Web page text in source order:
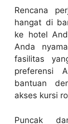
Rencana
hangat di
ke hotel
Anda
fasilitas
preferensi
bantuan
akses kursi
Puncak